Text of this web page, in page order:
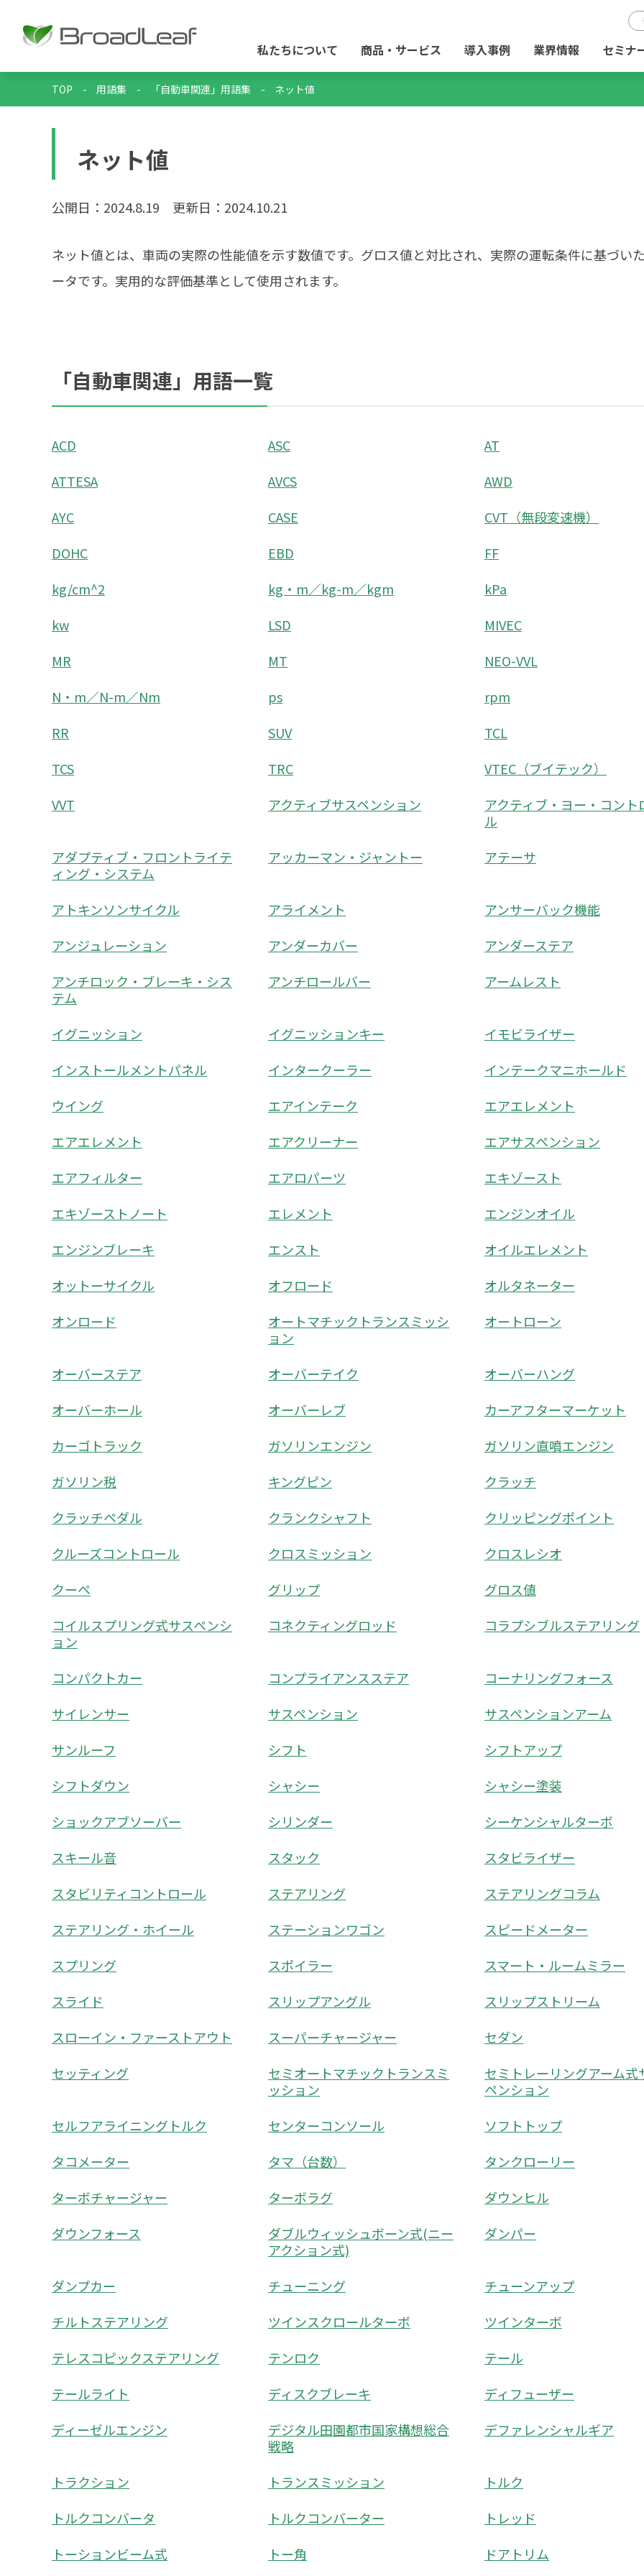
私たちについて 商品・サービス 導入事例 業界情報 セミナ
TOP - 用語集 - 「自動車関連」用語集 - ネット値
ネット値
公開日：2024.8.19 更新日：2024.10.21
ネット値とは、車両の実際の性能値を示す数値です。グロス値と対比され、実際の運転条件に基づい
ータです。実用的な評価基準として使用されます。
「自動車関連」用語一覧
ACD ASC
AT
ATTESA
AVCS
AWD
AYC
CASE
CVT（無段変速機）
DOHC
EBD
FF
kg/cm^2
kg・m／kg-m／kgm
kPa
kw
LSD
MIVEC
MR
MT
NEO-VVL
N・m／N-m／Nm
ps
rpm
RR
SUV
TCL
TCS
TRC
VTEC（ブイテック）
VVT
アクティブサスペンション
アクティブ・ヨー・コント
ル
アダプティブ・フロントライテ
ィング・システム
アッカーマン・ジャントー アテーサ
アトキンソンサイクル アライメント
アンサーバック機能
アンジュレーション
アンダーカバー
アンダーステア
アンチロック・ブレーキ・シス
テム
アンチロールバー アームレスト
イグニッション イグニッションキー
イモビライザー
インストールメントパネル
インタークーラー
インテークマニホールド
ウイング
エアインテーク
エアエレメント
エアエレメント
エアクリーナー
エアサスペンション
エアフィルター
エアロパーツ
エキゾースト
エキゾーストノート
エレメント
エンジンオイル
エンジンブレーキ
エンスト
オイルエレメント
オットーサイクル
オフロード
オルタネーター
オンロード
オートマチックトランスミッシ
ョン
オートローン
オーバーステア オーバーテイク
オーバーハング
オーバーホール
オーバーレブ
カーアフターマーケット
カーゴトラック
ガソリンエンジン
ガソリン直噴エンジン
ガソリン税
キングピン
クラッチ
クラッチペダル
クランクシャフト
クリッピングポイント
クルーズコントロール
クロスミッション
クロスレシオ
クーペ
グリップ
グロス値
コイルスプリング式サスペンシ
ョン
コネクティングロッド コラプシブルステアリング
コンパクトカー コンプライアンスステア
コーナリングフォース
サイレンサー
サスペンション
サスペンションアーム
サンルーフ
シフト
シフトアップ
シフトダウン
シャシー
シャシー塗装
ショックアブソーバー
シリンダー
シーケンシャルターボ
スキール音
スタック
スタビライザー
スタビリティコントロール
ステアリング
ステアリングコラム
ステアリング・ホイール
ステーションワゴン
スピードメーター
スプリング
スポイラー
スマート・ルームミラー
スライド
スリップアングル
スリップストリーム
スローイン・ファーストアウト
スーパーチャージャー
セダン
セッティング
セミオートマチックトランスミ
ッション
セミトレーリングアーム式
ペンション
セルフアライニングトルク
センターコンソール
ソフトトップ
タコメーター
タマ（台数）
タンクローリー
ターボチャージャー
ターボラグ
ダウンヒル
ダウンフォース
ダブルウィッシュボーン式(ニー
アクション式)
ダンパー
ダンプカー チューニング
チューンアップ
チルトステアリング
ツインスクロールターボ
ツインターボ
テレスコピックステアリング
テンロク
テール
テールライト
ディスクブレーキ
ディフューザー
ディーゼルエンジン
デジタル田園都市国家構想総合
戦略
デファレンシャルギア
トラクション トランスミッション
トルク
トルクコンバータ
トルクコンバーター
トレッド
トーションビーム式
トー角 ドアトリム